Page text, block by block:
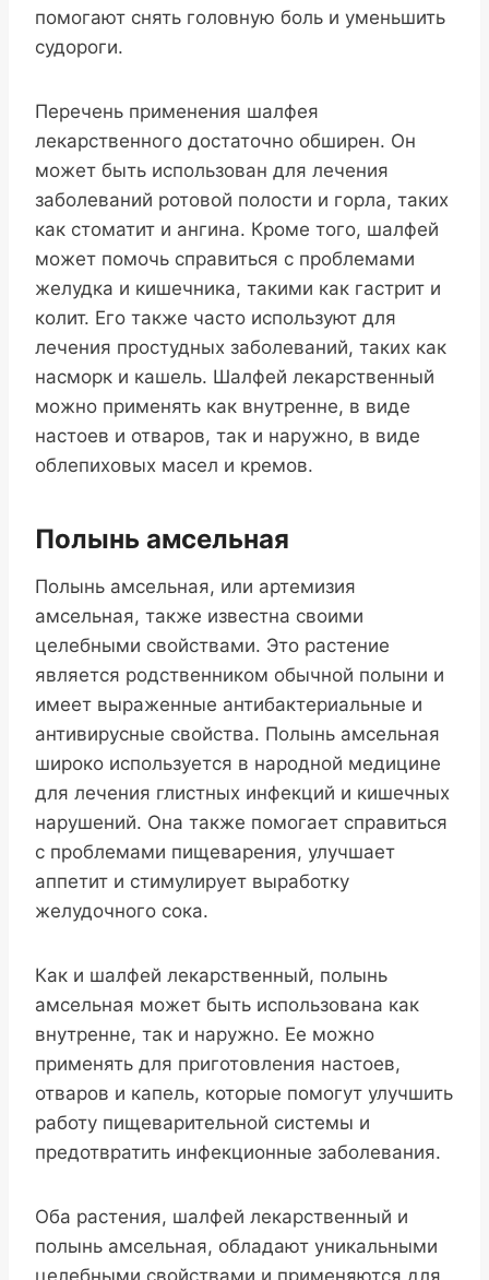
помогают снять головную боль и уменьшить
судороги.
Перечень применения шалфея
лекарственного достаточно обширен. Он
может быть использован для лечения
заболеваний ротовой полости и горла, таких
как стоматит и ангина. Кроме того, шалфей
может помочь справиться с проблемами
желудка и кишечника, такими как гастрит и
колит. Его также часто используют для
лечения простудных заболеваний, таких как
насморк и кашель. Шалфей лекарственный
можно применять как внутренне, в виде
настоев и отваров, так и наружно, в виде
облепиховых масел и кремов.
Полынь амсельная
Полынь амсельная, или артемизия
амсельная, также известна своими
целебными свойствами. Это растение
является родственником обычной полыни и
имеет выраженные антибактериальные и
антивирусные свойства. Полынь амсельная
широко используется в народной медицине
для лечения глистных инфекций и кишечных
нарушений. Она также помогает справиться
с проблемами пищеварения, улучшает
аппетит и стимулирует выработку
желудочного сока.
Как и шалфей лекарственный, полынь
амсельная может быть использована как
внутренне, так и наружно. Ее можно
применять для приготовления настоев,
отваров и капель, которые помогут улучшить
работу пищеварительной системы и
предотвратить инфекционные заболевания.
Оба растения, шалфей лекарственный и
полынь амсельная, обладают уникальными
целебными свойствами и применяются для